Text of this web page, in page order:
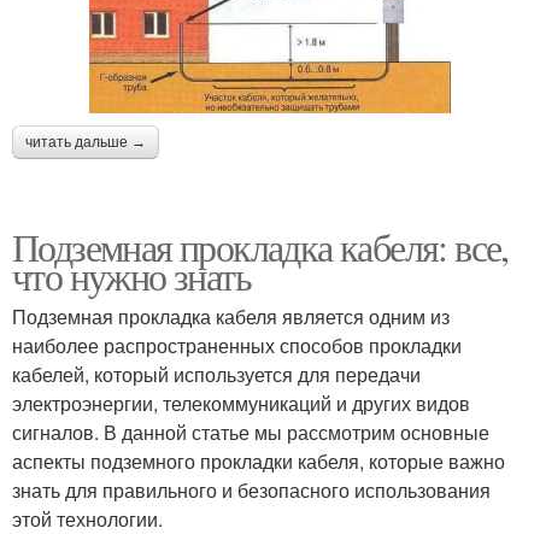
читать дальше →
Подземная прокладка кабеля: все,
что нужно знать
Подземная прокладка кабеля является одним из
наиболее распространенных способов прокладки
кабелей, который используется для передачи
электроэнергии, телекоммуникаций и других видов
сигналов. В данной статье мы рассмотрим основные
аспекты подземного прокладки кабеля, которые важно
знать для правильного и безопасного использования
этой технологии.